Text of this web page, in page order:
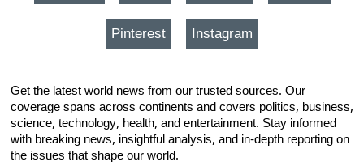
Pinterest Instagram
Get the latest world news from our trusted sources. Our
coverage spans across continents and covers politics, business,
science, technology, health, and entertainment. Stay informed
with breaking news, insightful analysis, and in-depth reporting on
the issues that shape our world.